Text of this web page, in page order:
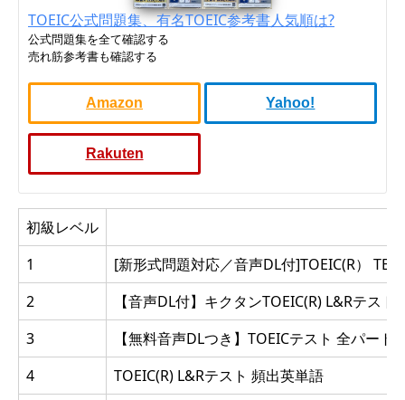
TOEIC公式問題集、有名TOEIC参考書人気順は?
公式問題集を全て確認する
売れ筋参考書も確認する
Amazon Yahoo!
Rakuten
初級レベル
1
[新形式問題対応／音声DL付]TOEIC(R）
2
【音声DL付】キクタンTOEIC(R) L&Rテスト
3
【無料音声DLつき】TOEICテスト 全パート
4
TOEIC(R) L&Rテスト 頻出英単語